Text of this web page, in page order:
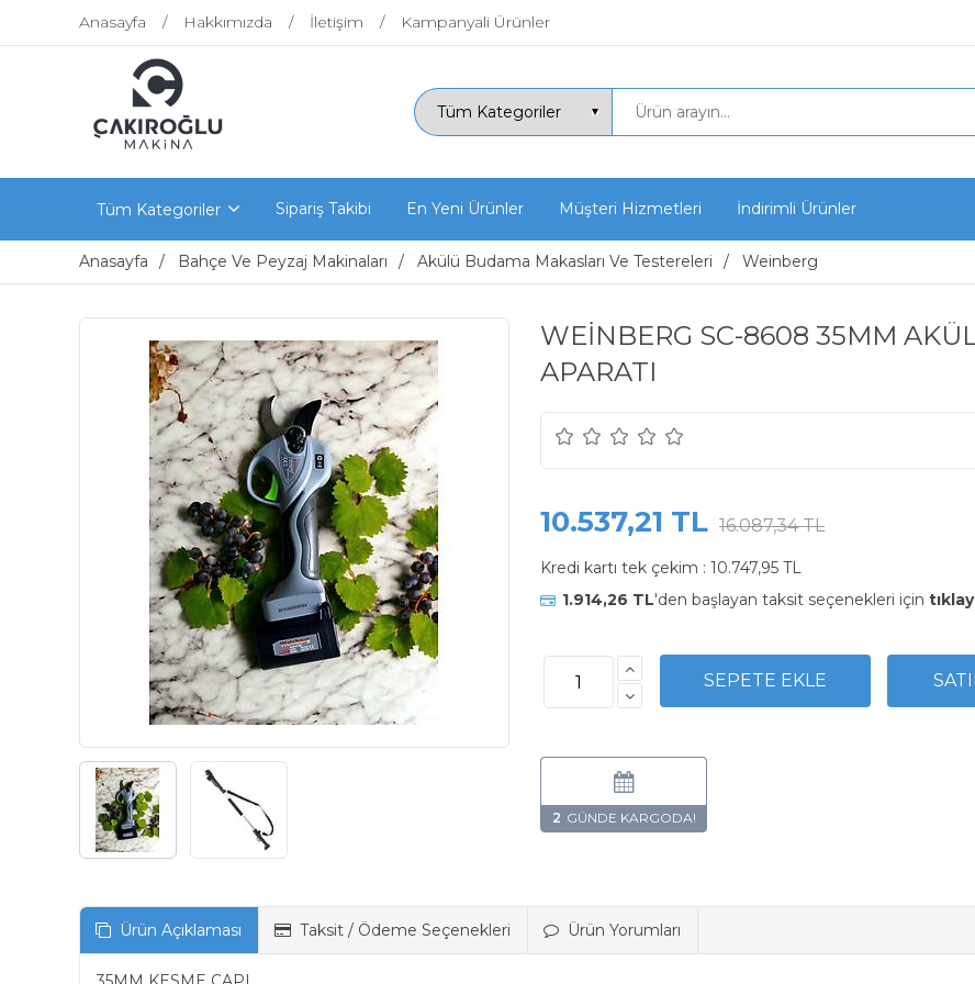
Anasayfa Hakkımızda İletişim Kampanyali Ürünler
Tüm Kategoriler Sipariş Takibi En Yeni Ürünler Müşteri Hizmetleri İndirimli Ürünler
Anasayfa Bahçe Ve Peyzaj Makinaları Akülü Budama Makasları Ve Testereleri Weinberg
WEİNBERG SC-8608 35MM
APARATI
10.537,21 TL 16.087,34 TL
Kredi kartı tek çekim : 10.747,95 TL
1.914,26 TL'den başlayan taksit seçenekleri için
2
Ürün Açıklaması Taksit / Ödeme Seçenekleri Ürün Yorumları